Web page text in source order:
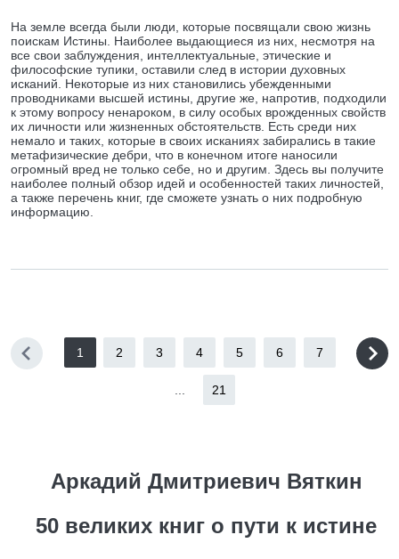
На земле всегда были люди, которые посвящали свою жизнь
поискам Истины. Наиболее выдающиеся из них, несмотря на
все свои заблуждения, интеллектуальные, этические и
философские тупики, оставили след в истории духовных
исканий. Некоторые из них становились убежденными
проводниками высшей истины, другие же, напротив, подходили
к этому вопросу ненароком, в силу особых врожденных свойств
их личности или жизненных обстоятельств. Есть среди них
немало и таких, которые в своих исканиях забирались в такие
метафизические дебри, что в конечном итоге наносили
огромный вред не только себе, но и другим. Здесь вы получите
наиболее полный обзор идей и особенностей таких личностей,
а также перечень книг, где сможете узнать о них подробную
информацию.
1 2 3 4 5 6 7
21
Аркадий Дмитриевич Вяткин
50 великих книг о пути к истине